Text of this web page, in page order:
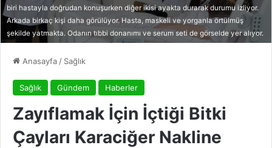
biri hastayla doğrudan konuşurken diğer ikisi ayakta durarak durumu izliyor.
Arkada birkaç kişi daha görülüyor. Hasta, maskeli ve yorganla örtülmüş
şekilde yatmakta. Odanın tıbbi donanımı ve serum seti de görselde yer alıyor.
Anasayfa / Sağlık
Sağlık Gündem Haberler
Zayıflamak İçin İçtiği Bitki
Çayları Karaciğer Nakline